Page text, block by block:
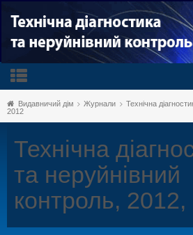
Видавничий дім Журнали
Технічна
2012
Технічна
та неруйнівний
контроль,